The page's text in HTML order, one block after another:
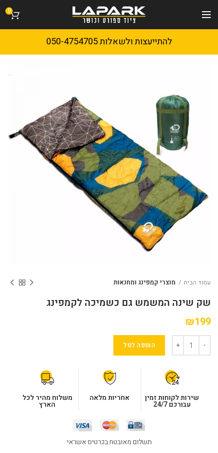
0
להתייעצות ולשאלות 050-4754705
עמוד הבית מוצרי קמפינג ומחנאות
שק שינה המשמש גם כשמיכה לקמפינג
₪199
הוספה לסל
שירות לקוחות זמין
עבורכם 24/7
אחריות מלאה משלוח מהיר לכל
הארץ
תשלום מאובטח בכרטיס אשראי